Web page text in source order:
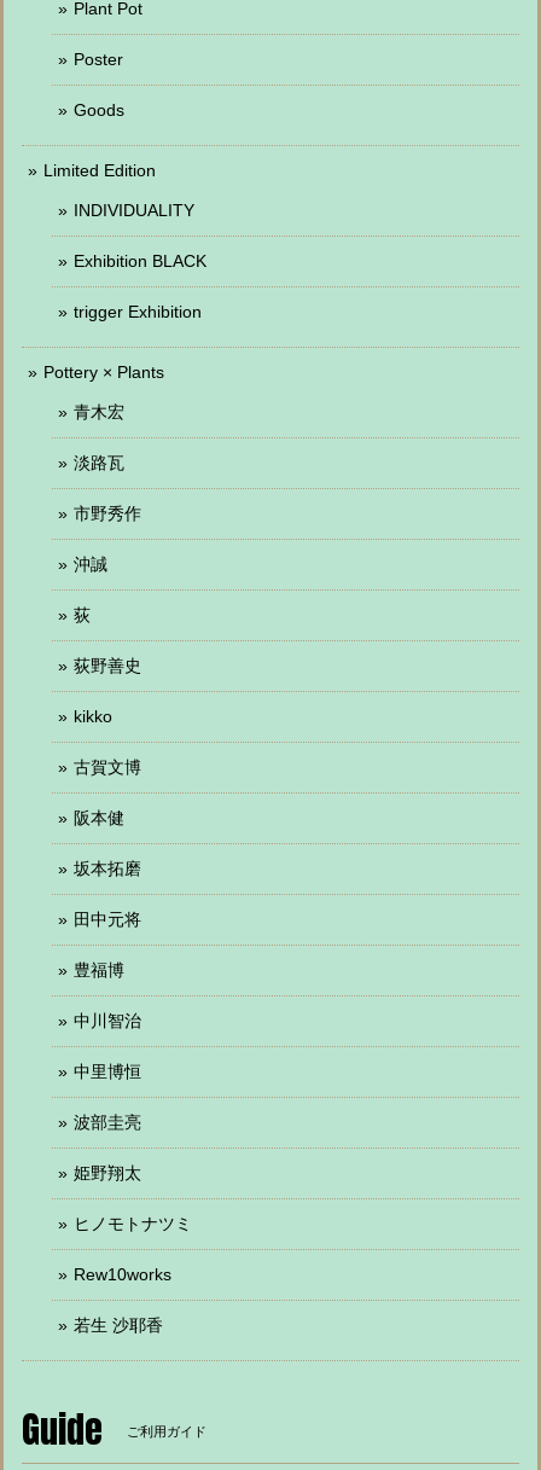
Plant Pot
Poster
Goods
Limited Edition
INDIVIDUALITY
Exhibition BLACK
trigger Exhibition
Pottery × Plants
青木宏
淡路瓦
市野秀作
沖誠
荻
荻野善史
kikko
古賀文博
阪本健
坂本拓磨
田中元将
豊福博
中川智治
中里博恒
波部圭亮
姫野翔太
ヒノモトナツミ
Rew10works
若生 沙耶香
Guide ご利用ガイド